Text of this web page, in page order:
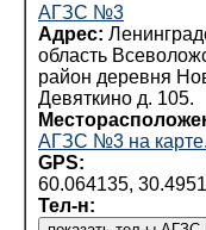
АГЗС №3
Адрес:
область
район деревня
Девяткино д. 105.
АГЗС №3 на карте.
GPS:
60.064135,
Тел-н: